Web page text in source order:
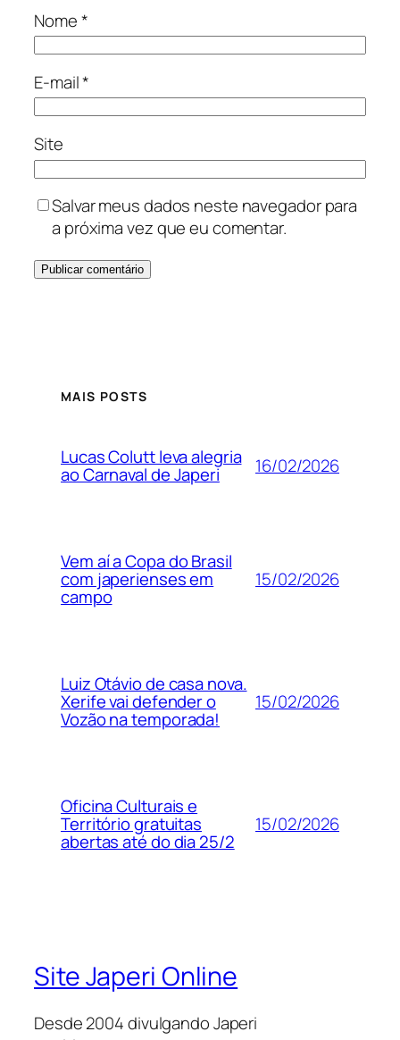
Nome*
E-mail*
Site
Salvar meus dados neste navegador para
a próxima vez que eu comentar.
MAIS POSTS
Lucas Colutt leva alegria
ao Carnaval de Japeri 16/02/2026
Vem aí a Copa do Brasil
com japerienses em
campo
15/02/2026
Luiz Otávio de casa nova.
Xerife vai defender o
Vozão na temporada!
15/02/2026
Oficina Culturais e
Território gratuitas
abertas até do dia 25/2
15/02/2026
Site Japeri Online
Desde 2004 divulgando Japeri